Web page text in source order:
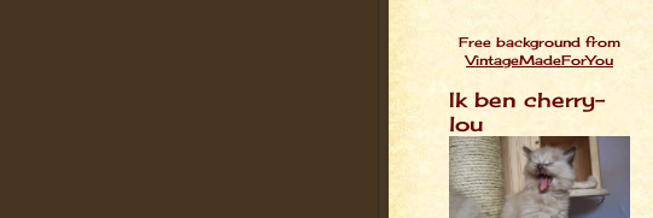
Free background from
VintageMadeForYou
Ik ben cherry-
lou